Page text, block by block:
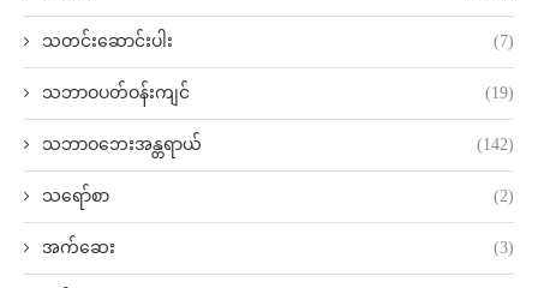
သတင်းဆောင်းပါး (7)
သဘာဝပတ်ဝန်းကျင် (19)
သဘာဝဘေးအန္တရာယ် (142)
သရော်စာ (2)
အက်ဆေး (3)